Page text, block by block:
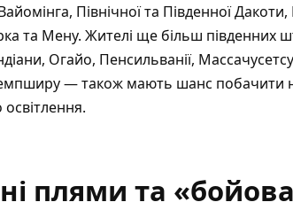
Північної та Південної Дакоти,
та Мену. Жителі ще більш південних
Огайо, Пенсильванії,
— також мають шанс побачити
освітлення.
плями та